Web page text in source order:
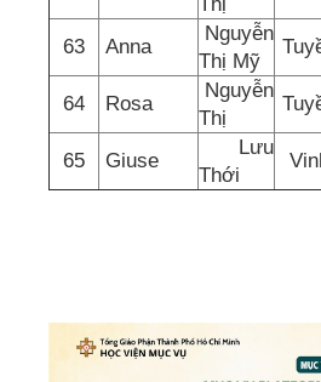
63 Anna
Nguyễn
Thị Mỹ
64 Rosa
Nguyễn
Thị
65 Giuse
Lưu
Thới